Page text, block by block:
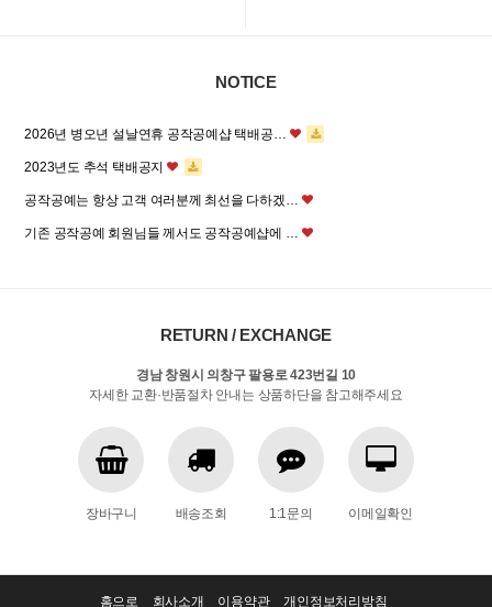
NOTICE
2026년 병오년 설날연휴 공작공예샵 택배공…
2023년도 추석 택배공지
공작공예는 항상 고객 여러분께 최선을 다하겠…
기존 공작공예 회원님들 께서도 공작공예샵에 …
RETURN / EXCHANGE
경남 창원시 의창구 팔용로 423번길 10
자세한 교환·반품절차 안내는 상품하단을 참고해주세요
장바구니 배송조회 1:1문의 이메일확인
홈으로 회사소개 이용약관 개인정보처리방침